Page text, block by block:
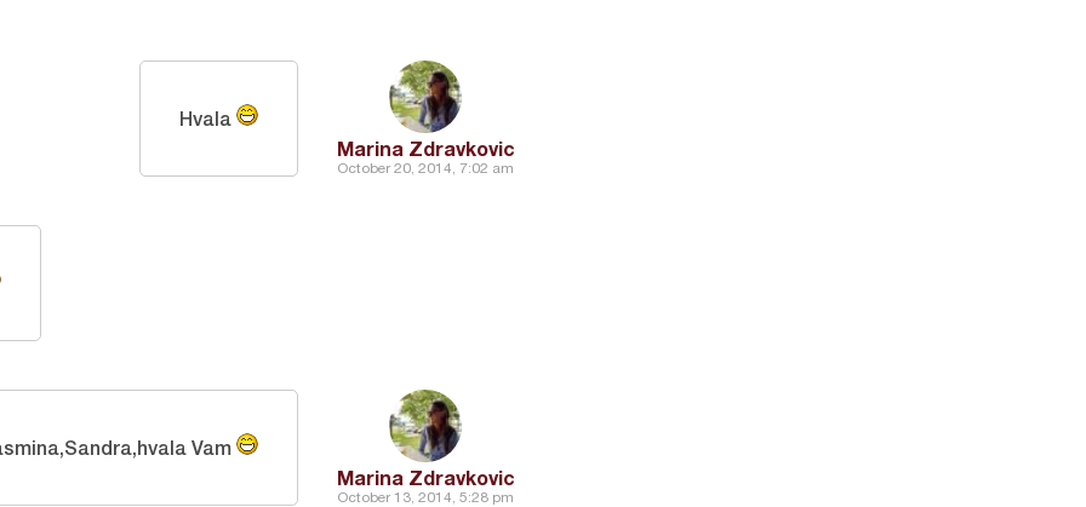
Marina Zdravkovic
October 20, 2014, 7:02 am
Hvala
Marina Zdravkovic
October 13, 2014, 5:28 pm
Vam